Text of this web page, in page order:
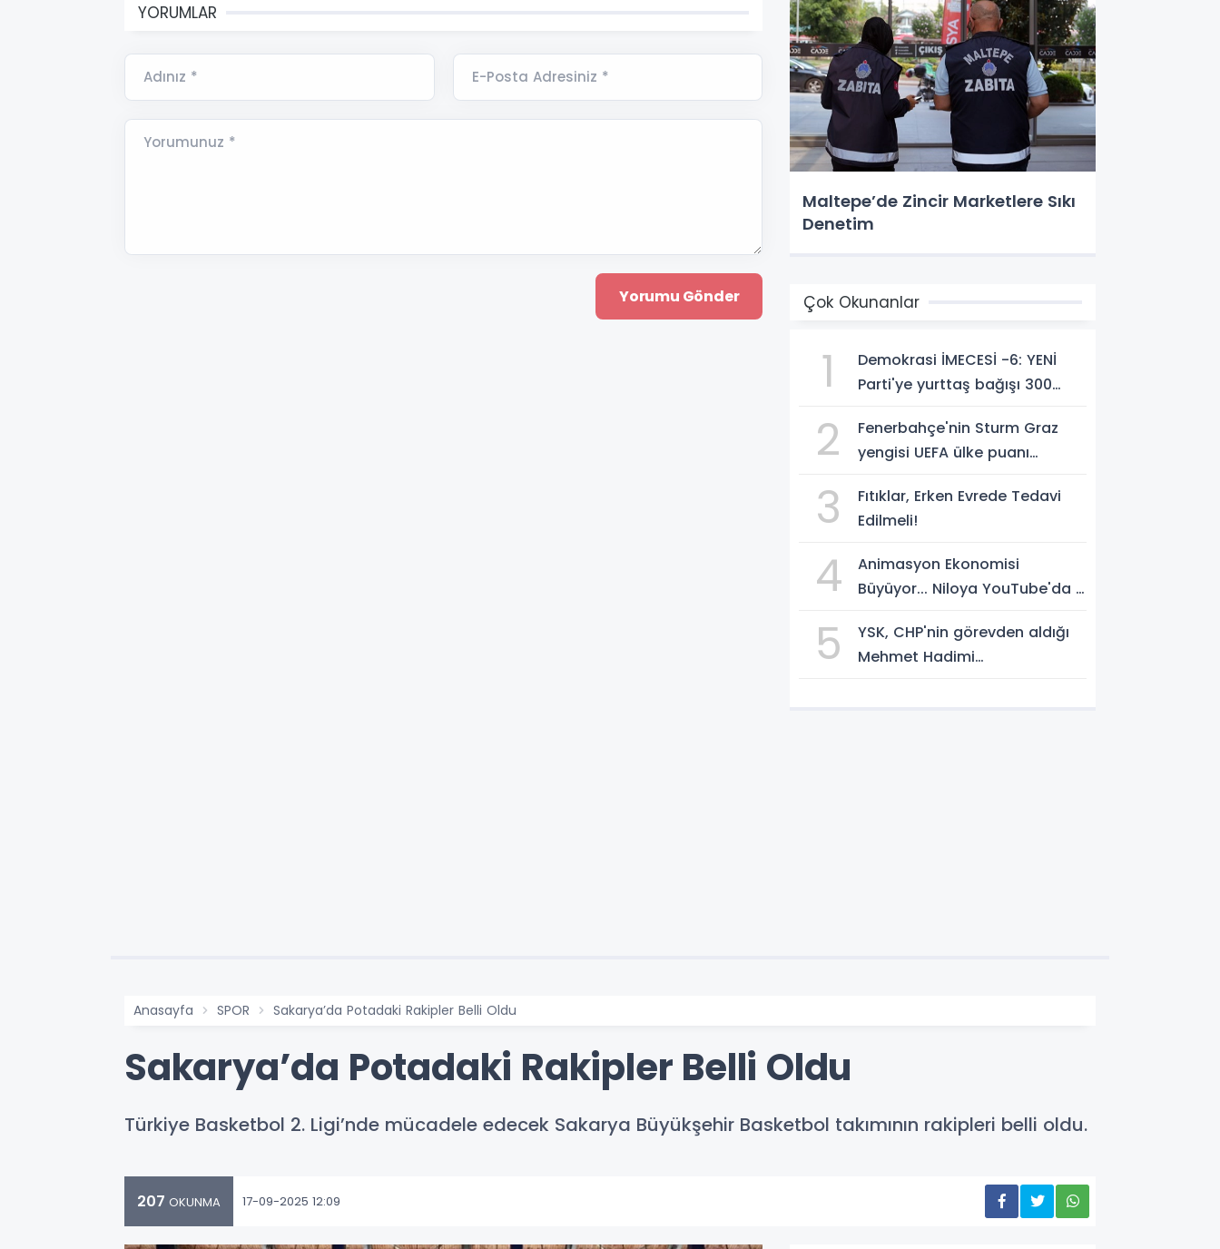
YORUMLAR
Adınız * E-Posta Adresiniz *
Yorumunuz *
Maltepe’de Zincir Marketlere Sıkı
Denetim
Çok Okunanlar
1
Demokrasi İMECESİ -6: YENİ
Parti'ye yurttaş bağışı 300
2
Fenerbahçe'nin Sturm Graz
yengisi UEFA ülke puanı
3
Fıtıklar, Erken Evrede Tedavi
Edilmeli!
4
Animasyon Ekonomisi
Büyüyor... Niloya YouTube'da 7
5
YSK, CHP'nin görevden aldığı
Mehmet Hadimi
Anasayfa SPOR Sakarya’da Potadaki Rakipler Belli Oldu
Sakarya’da Potadaki Rakipler Belli Oldu
Türkiye Basketbol 2. Ligi’nde mücadele edecek Sakarya Büyükşehir Basketbol takımının rakipleri belli oldu.
207 OKUNMA 17-09-2025 12:09